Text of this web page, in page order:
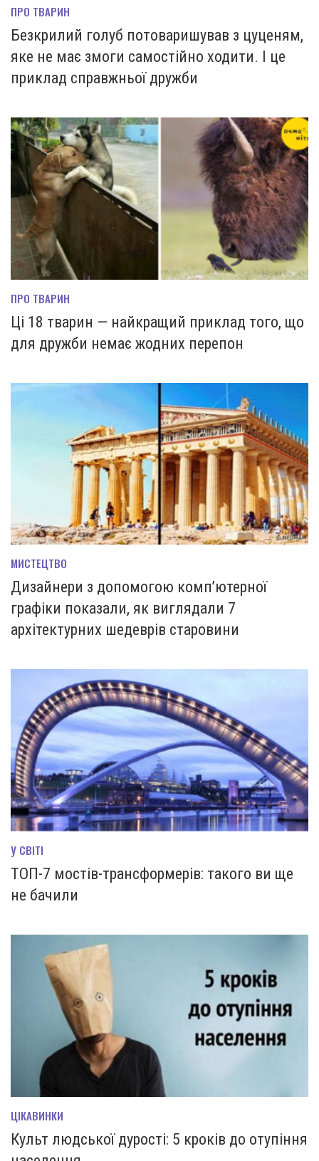
ПРО ТВАРИН
Безкрилий голуб потоваришував з цуценям,
яке не має змоги самостійно ходити. І це
приклад справжньої дружби
ПРО ТВАРИН
Ці 18 тварин — найкращий приклад того, що
для дружби немає жодних перепон
МИСТЕЦТВО
Дизайнери з допомогою комп’ютерної
графіки показали, як виглядали 7
архітектурних шедеврів старовини
У СВІТІ
ТОП-7 мостів-трансформерів: такого ви ще
не бачили
ЦІКАВИНКИ
Культ людської дурості: 5 кроків до отупіння